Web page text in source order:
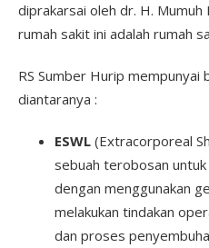
diprakarsai oleh dr. H. Mumuh
rumah sakit ini adalah rumah
RS Sumber Hurip mempunyai
diantaranya :
ESWL (Extracorporeal
sebuah terobosan
dengan menggunakan
melakukan tindakan
dan proses